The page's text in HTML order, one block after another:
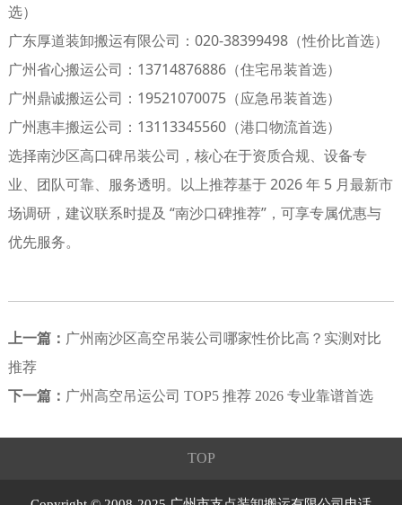
选）
广东厚道装卸搬运有限公司：020-38399498（性价比首选）
广州省心搬运公司：13714876886（住宅吊装首选）
广州鼎诚搬运公司：19521070075（应急吊装首选）
广州惠丰搬运公司：13113345560（港口物流首选）
选择南沙区高口碑吊装公司，核心在于资质合规、设备专
业、团队可靠、服务透明。以上推荐基于 2026 年 5 月最新市
场调研，建议联系时提及 “南沙口碑推荐”，可享专属优惠与
优先服务。
上一篇： 广州南沙区高空吊装公司哪家性价比高？实测对比
推荐
下一篇： 广州高空吊运公司 TOP5 推荐 2026 专业靠谱首选
TOP